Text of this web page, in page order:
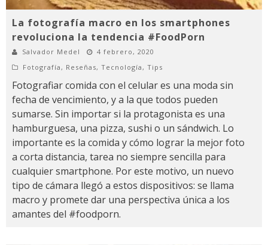
La fotografía macro en los smartphones
revoluciona la tendencia #FoodPorn
Salvador Medel
4 febrero, 2020
Fotografía , Reseñas, Tecnología , Tips
Fotografiar comida con el celular es una moda sin
fecha de vencimiento, y a la que todos pueden
sumarse. Sin importar si la protagonista es una
hamburguesa, una pizza, sushi o un sándwich. Lo
importante es la comida y cómo lograr la mejor foto
a corta distancia, tarea no siempre sencilla para
cualquier smartphone. Por este motivo, un nuevo
tipo de cámara llegó a estos dispositivos: se llama
macro y promete dar una perspectiva única a los
amantes del #foodporn.